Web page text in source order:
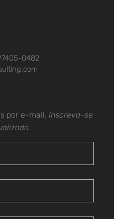
0482
por e-mail. Inscreva-se